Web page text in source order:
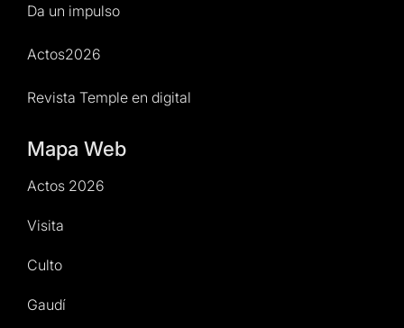
Da un impulso
Actos2026
Revista Temple en digital
Mapa Web
Actos 2026
Visita
Culto
Gaudí